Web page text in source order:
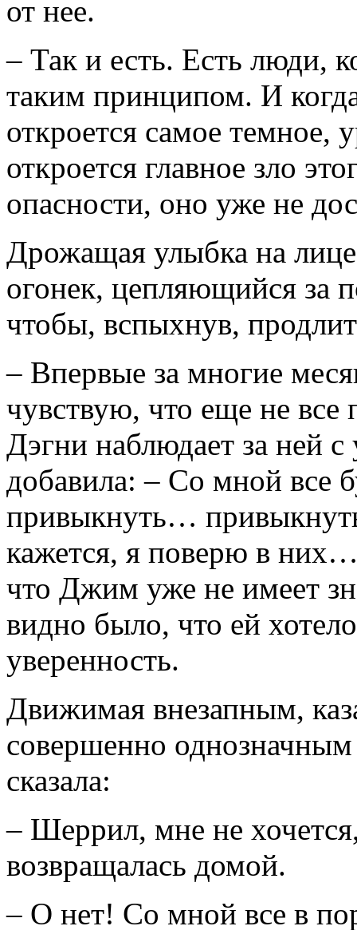
от нее.
– Так и есть. Есть люди,
таким принципом. И
откроется самое темное,
откроется главное зло
опасности, оно уже не
Дрожащая улыбка на
огонек, цепляющийся за
чтобы, вспыхнув,
– Впервые за многие
чувствую, что еще не все
Дэгни наблюдает за ней
добавила: – Со мной все
привыкнуть…
кажется, я поверю в
что Джим уже не имеет
видно было, что ей
уверенность.
Движимая внезапным,
совершенно
сказала:
– Шеррил, мне не
возвращалась домой.
– О нет! Со мной все в